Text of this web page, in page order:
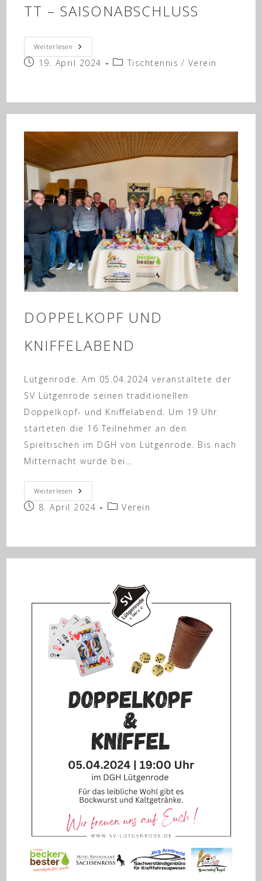
TT – SAISONABSCHLUSS
Weiterlesen TT
–
Saisonabschluss
Beitrag
19. April 2024
Beitrags-
Tischtennis / Verein
DOPPELKOPF UND
KNIFFELABEND
Lütgenrode. Am 05.04.2024 veranstaltete der
SV Lütgenrode seinen traditionellen
Doppelkopf- und Kniffelabend. Um 19 Uhr
starteten die 16 Teilnehmer an den
Spieltischen im DGH von Lütgenrode. Bis nach
Mitternacht wurde bei…
Weiterlesen Doppelkopf
Und
Kniffelabend
Beitrag
8. April 2024
Beitrags-
Verein